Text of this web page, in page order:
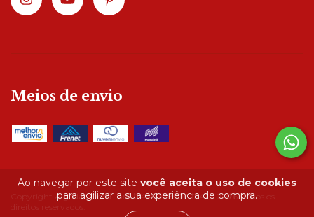
Ao navegar por este site você aceita o uso de cookies
para agilizar a sua experiência de compra.
Meios de envio
Copyright Algodão Doce Lar - 04490285000147 - 2026. Todos os
direitos reservados.